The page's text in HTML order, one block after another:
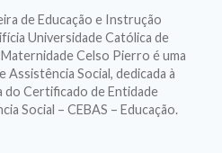
de Educação e Instrução
Universidade Católica de
Celso Pierro é uma
Assistência Social, dedicada à
do Certificado de Entidade
Social – CEBAS – Educação.